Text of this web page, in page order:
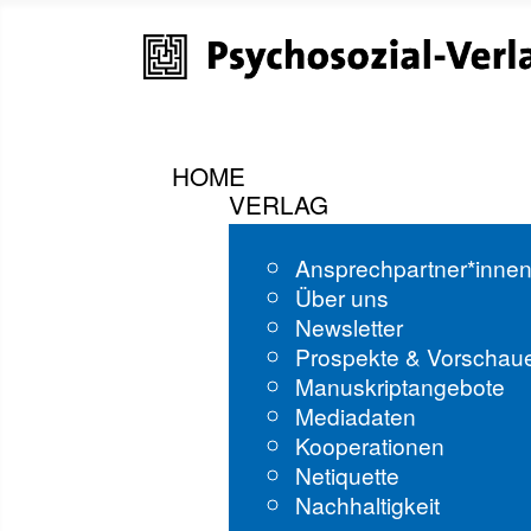
HOME
VERLAG
Über uns
Newsletter
Prospekte &
Manuskriptangebote
Mediadaten
Kooperationen
Netiquette
Nachhaltigkeit